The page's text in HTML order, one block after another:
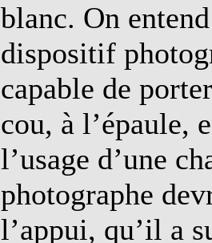
blanc. On
dispositif
capable de
cou, à l’épaule,
l’usage d’une
photographe
l’appui, qu’il a